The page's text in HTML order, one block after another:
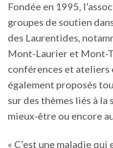
Fondée en 1995,
groupes de soutien
des Laurentides,
Mont-Laurier et Mont-
conférences et ateliers
également proposés
sur des thèmes liés à la
mieux-être ou encore
« C’est une maladie